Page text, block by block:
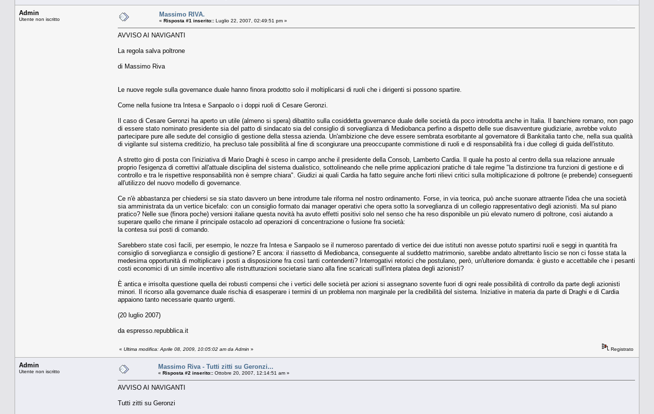
Admin
Utente non iscritto
Massimo RIVA.
« Risposta #1 inserito:: Luglio 22, 2007, 02:49:51 pm »
AVVISO AI NAVIGANTI
La regola salva poltrone
di Massimo Riva
Le nuove regole sulla governance duale hanno finora prodotto solo il moltiplicarsi di ruoli che i dirigenti si possono spartire.
Come nella fusione tra Intesa e Sanpaolo o i doppi ruoli di Cesare Geronzi.
Il caso di Cesare Geronzi ha aperto un utile (almeno si spera) dibattito sulla cosiddetta governance duale delle società da poco introdotta anche in Italia. Il banchiere romano, non pago
di essere stato nominato presidente sia del patto di sindacato sia del consiglio di sorveglianza di Mediobanca perfino a dispetto delle sue disavventure giudiziarie, avrebbe voluto
partecipare pure alle sedute del consiglio di gestione della stessa azienda. Un'ambizione che deve essere sembrata esorbitante al governatore di Bankitalia tanto che, nella sua qualità
di vigilante sul sistema creditizio, ha precluso tale possibilità al fine di scongiurare una preoccupante commistione di ruoli e di responsabilità fra i due collegi di guida dell'istituto.
A stretto giro di posta con l'iniziativa di Mario Draghi è sceso in campo anche il presidente della Consob, Lamberto Cardia. Il quale ha posto al centro della sua relazione annuale
proprio l'esigenza di correttivi all'attuale disciplina del sistema dualistico, sottolineando che nelle prime applicazioni pratiche di tale regime "la distinzione tra funzioni di gestione e di
controllo e tra le rispettive responsabilità non è sempre chiara". Giudizi ai quali Cardia ha fatto seguire anche forti rilievi critici sulla moltiplicazione di poltrone (e prebende) conseguenti
all'utilizzo del nuovo modello di governance.
Ce n'è abbastanza per chiedersi se sia stato davvero un bene introdurre tale riforma nel nostro ordinamento. Forse, in via teorica, può anche suonare attraente l'idea che una società
sia amministrata da un vertice bicefalo: con un consiglio formato dai manager operativi che opera sotto la sorveglianza di un collegio rappresentativo degli azionisti. Ma sul piano
pratico? Nelle sue (finora poche) versioni italiane questa novità ha avuto effetti positivi solo nel senso che ha reso disponibile un più elevato numero di poltrone, così aiutando a
superare quello che rimane il principale ostacolo ad operazioni di concentrazione o fusione fra società:
la contesa sui posti di comando.
Sarebbero state così facili, per esempio, le nozze fra Intesa e Sanpaolo se il numeroso parentado di vertice dei due istituti non avesse potuto spartirsi ruoli e seggi in quantità fra
consiglio di sorveglianza e consiglio di gestione? E ancora: il riassetto di Mediobanca, conseguente al suddetto matrimonio, sarebbe andato altrettanto liscio se non ci fosse stata la
medesima opportunità di moltiplicare i posti a disposizione fra così tanti contendenti? Interrogativi retorici che postulano, però, un'ulteriore domanda: è giusto e accettabile che i pesanti
costi economici di un simile incentivo alle ristrutturazioni societarie siano alla fine scaricati sull'intera platea degli azionisti?
È antica e irrisolta questione quella dei robusti compensi che i vertici delle società per azioni si assegnano sovente fuori di ogni reale possibilità di controllo da parte degli azionisti
minori. Il ricorso alla governance duale rischia di esasperare i termini di un problema non marginale per la credibilità del sistema. Iniziative in materia da parte di Draghi e di Cardia
appaiono tanto necessarie quanto urgenti.
(20 luglio 2007)
da espresso.repubblica.it
« Ultima modifica: Aprile 08, 2009, 10:05:02 am da Admin » Registrato
Admin
Utente non iscritto
Massimo Riva - Tutti zitti su Geronzi...
« Risposta #2 inserito:: Ottobre 20, 2007, 12:14:51 am »
AVVISO AI NAVIGANTI
Tutti zitti su Geronzi